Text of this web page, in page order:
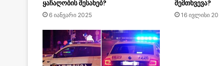
ყაჩაღობის შესახებ?
6 იანვარი 2025
შემთხვევა?
16 ივლისი